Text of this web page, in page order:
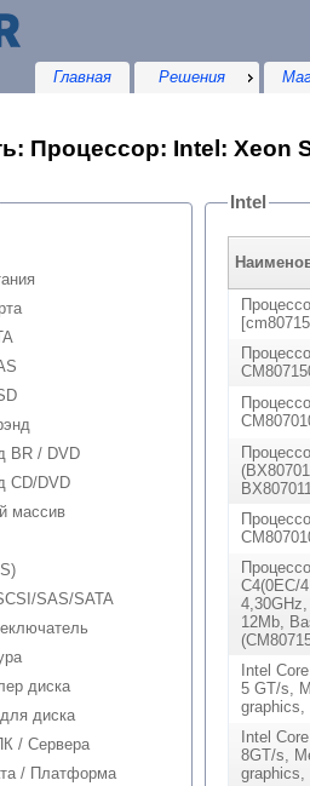
Главная Решения
Процессор: Intel: Xeon
BR / DVD
CD/DVD
массив
SAS/SATA
диска
диска
/ Сервера
/ Платформа
Intel
C4(0EC/
12Mb,
Intel
5 GT/s,
graphics,
Intel
8GT/s,
graphics,